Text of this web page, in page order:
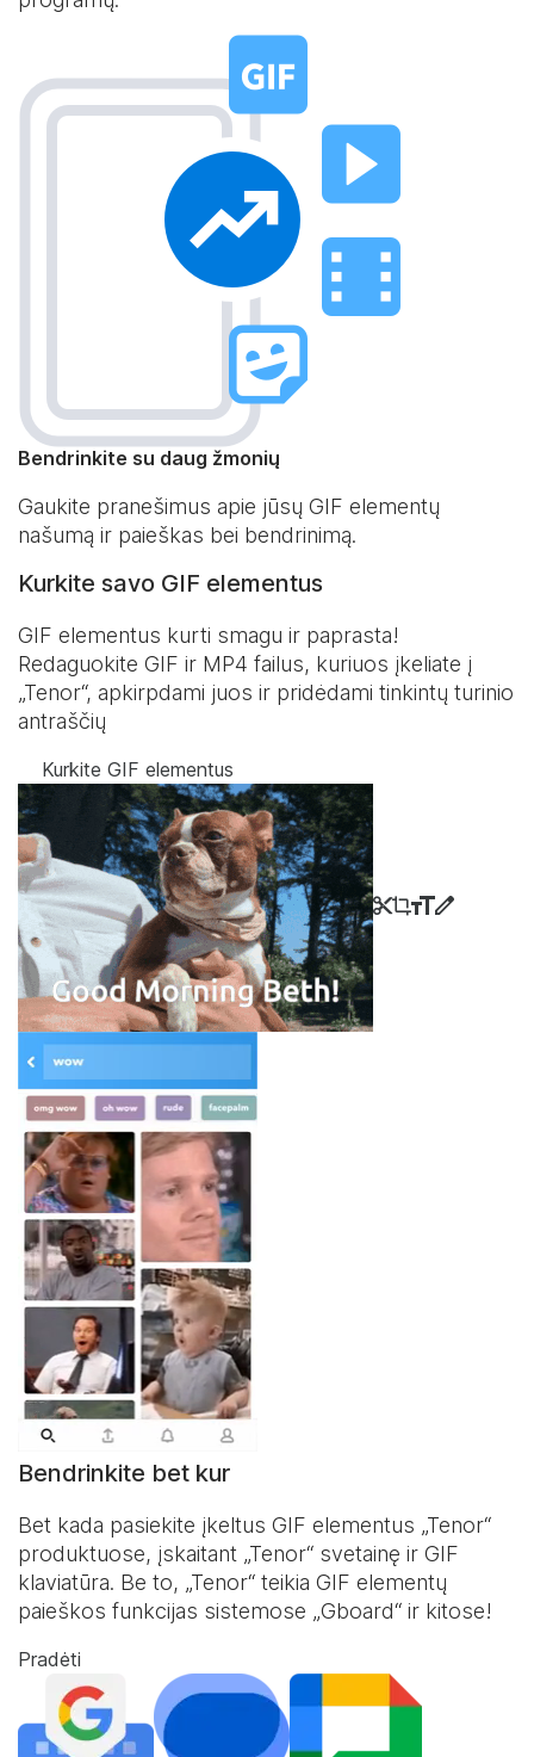
Bendrinkite su daug žmonių
Gaukite pranešimus apie jūsų GIF elementų
našumą ir paieškas bei bendrinimą.
Kurkite savo GIF elementus
GIF elementus kurti smagu ir paprasta!
Redaguokite GIF ir MP4 failus, kuriuos įkeliate į
„Tenor“, apkirpdami juos ir pridėdami tinkintų turinio
antraščių
Kurkite GIF elementus
Bendrinkite bet kur
Bet kada pasiekite įkeltus GIF elementus „Tenor“
produktuose, įskaitant „Tenor“ svetainę ir GIF
klaviatūra. Be to, „Tenor“ teikia GIF elementų
paieškos funkcijas sistemose „Gboard“ ir kitose!
Pradėti